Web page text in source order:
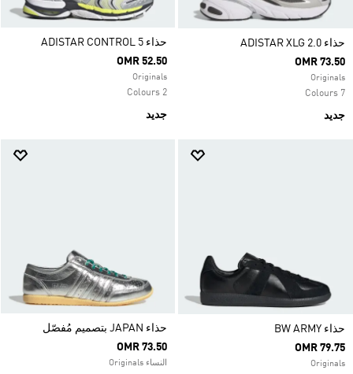
حذاء ADISTAR XLG 2.0
OMR 73.50
Originals
7 Colours
جديد
حذاء ADISTAR CONTROL 5
OMR 52.50
Originals
2 Colours
جديد
حذاء ‏BW ARMY
OMR 79.75
Originals
حذاء JAPAN بتصميم مُفصّل
OMR 73.50
النساء Originals